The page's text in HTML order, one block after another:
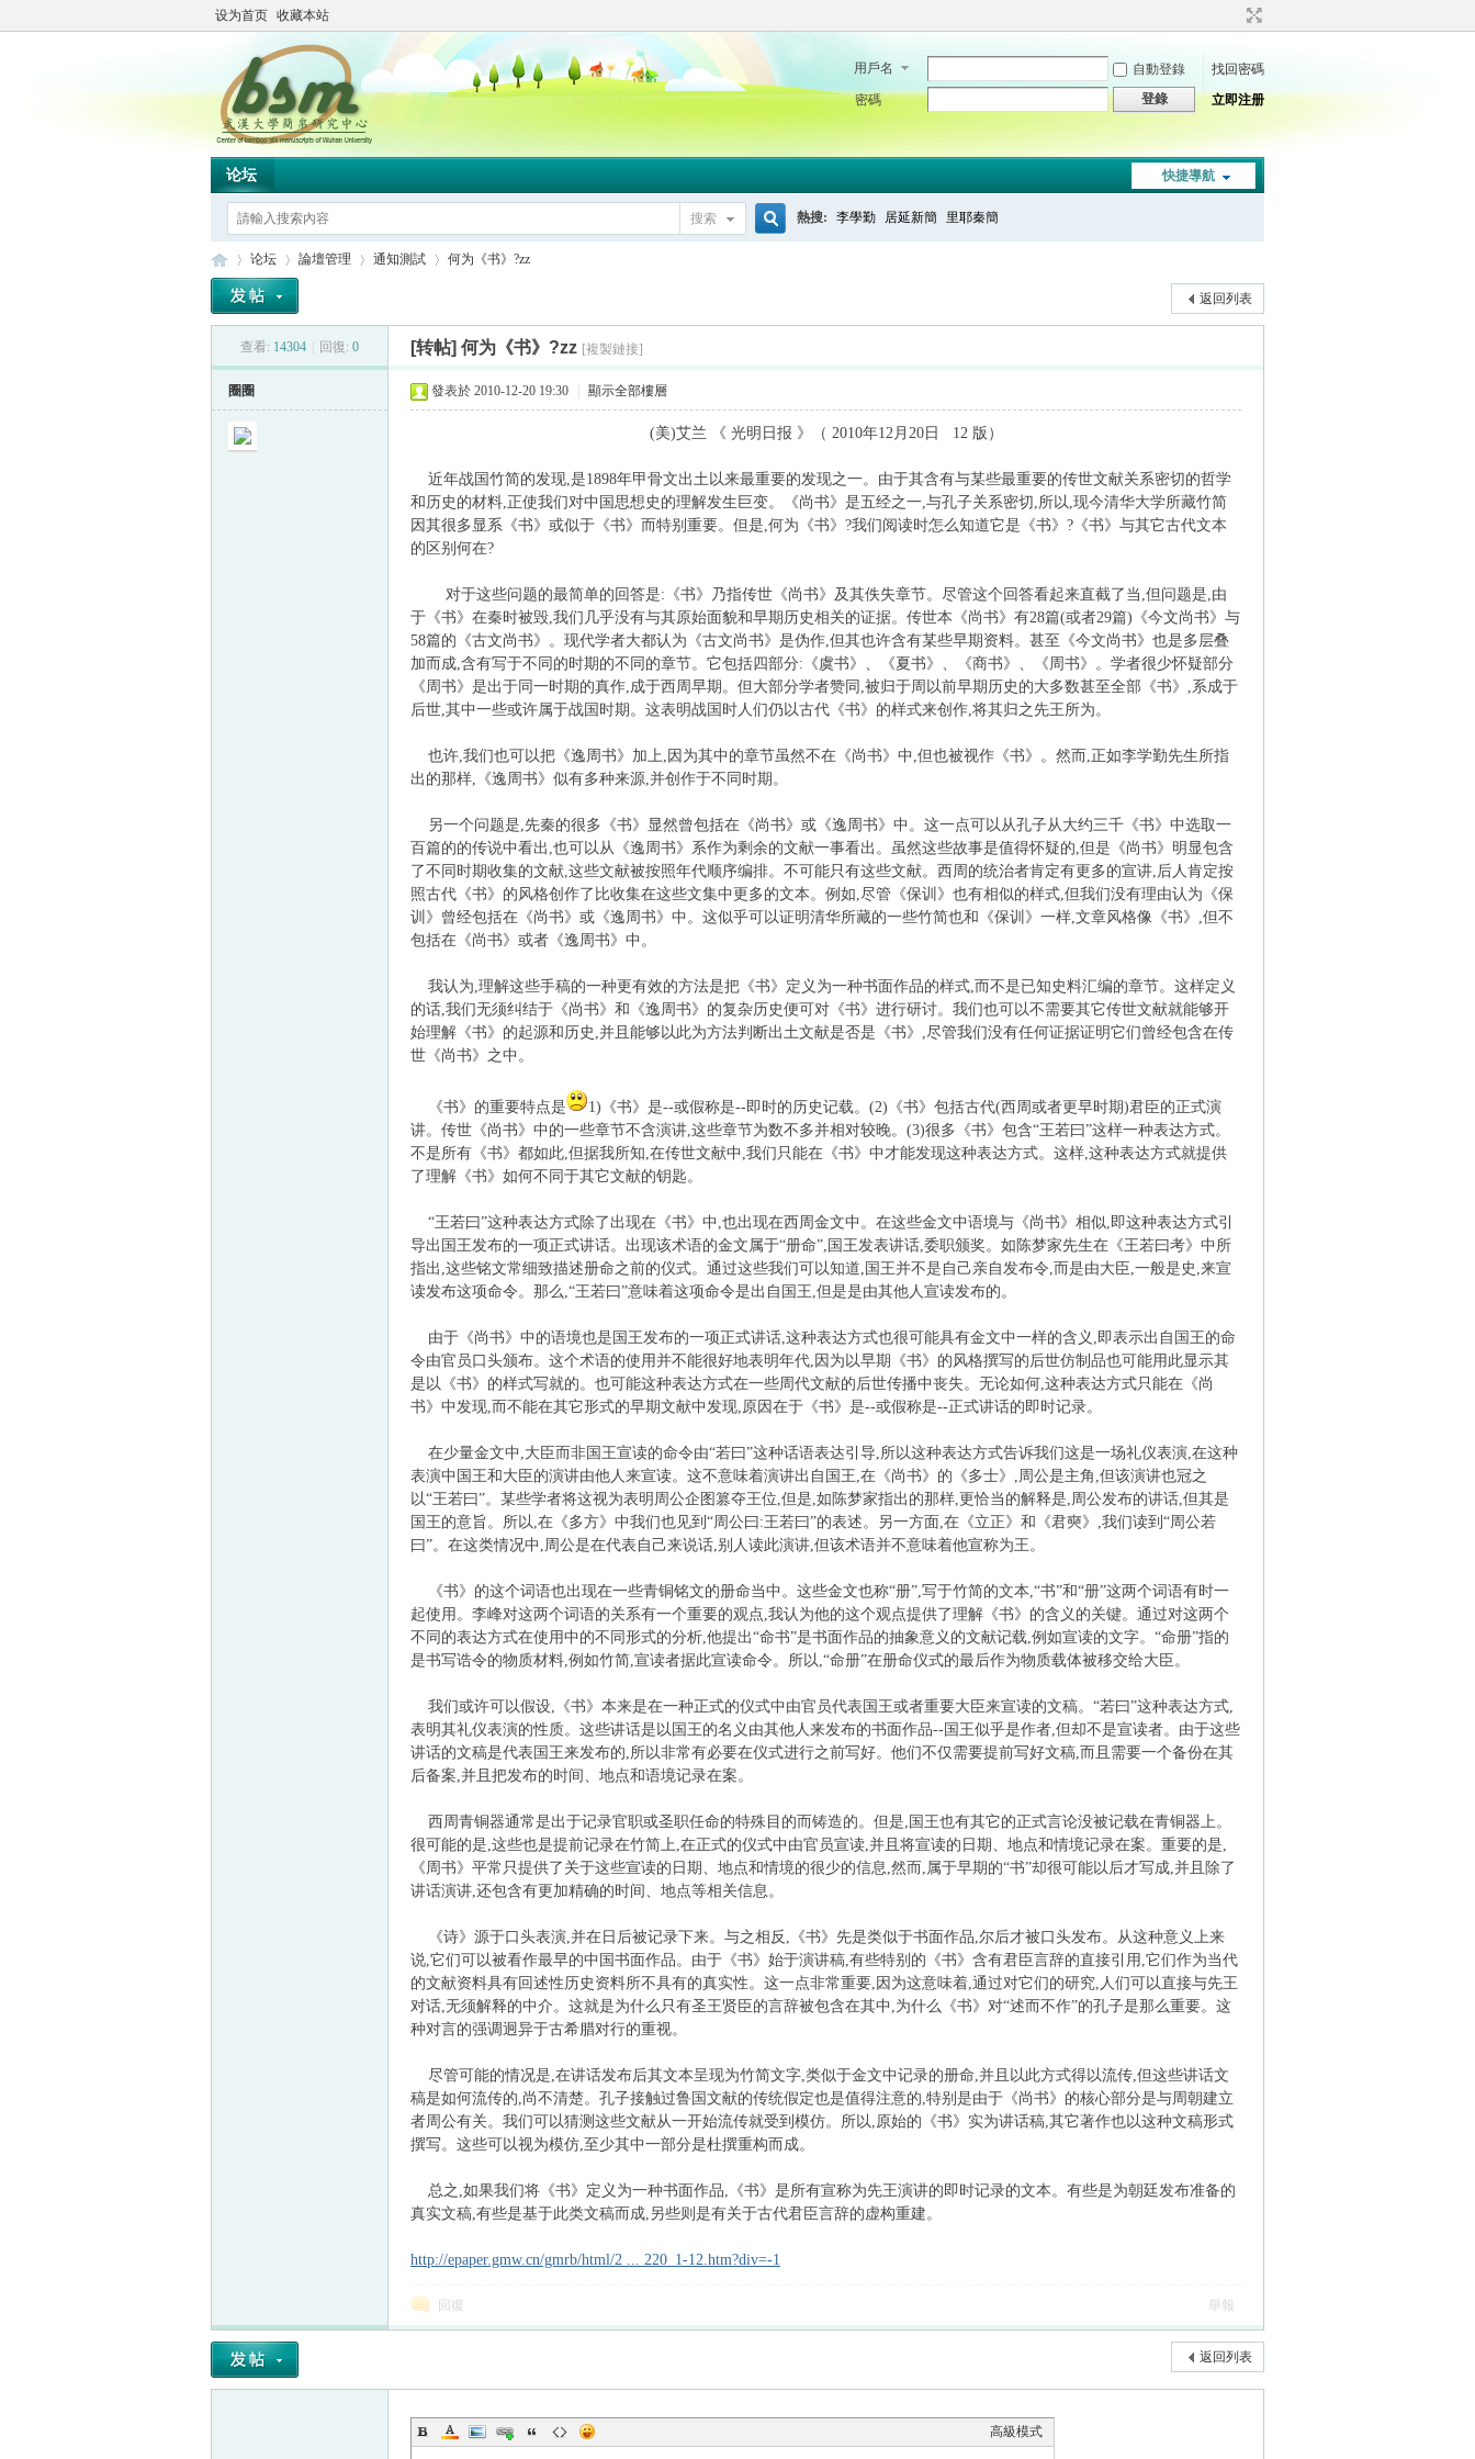
设为首页 收藏本站
用戶名 自動登錄
找回密碼
密碼
登錄 立即注册
快捷導航
论坛
搜索 熱搜: 李學勤 居延新簡 里耶秦簡
论坛
›
論壇管理
›
通知測試
›
何为《书》?zz
返回列表
查看: 14304 回復: 0 [转帖] 何为《书》?zz [複製鏈接]
圈圈 發表於 2010-12-20 19:30 顯示全部樓層
(美)艾兰 《 光明日报 》（ 2010年12月20日 12 版）
近年战国竹简的发现,是1898年甲骨文出土以来最重要的发现之一。由于其含有与某些最重要的传世文献关系密切的哲学
和历史的材料,正使我们对中国思想史的理解发生巨变。《尚书》是五经之一,与孔子关系密切,所以,现今清华大学所藏竹简
因其很多显系《书》或似于《书》而特别重要。但是,何为《书》?我们阅读时怎么知道它是《书》?《书》与其它古代文本
的区别何在?
对于这些问题的最简单的回答是:《书》乃指传世《尚书》及其佚失章节。尽管这个回答看起来直截了当,但问题是,由
于《书》在秦时被毁,我们几乎没有与其原始面貌和早期历史相关的证据。传世本《尚书》有28篇(或者29篇)《今文尚书》与
58篇的《古文尚书》。现代学者大都认为《古文尚书》是伪作,但其也许含有某些早期资料。甚至《今文尚书》也是多层叠
加而成,含有写于不同的时期的不同的章节。它包括四部分:《虞书》、《夏书》、《商书》、《周书》。学者很少怀疑部分
《周书》是出于同一时期的真作,成于西周早期。但大部分学者赞同,被归于周以前早期历史的大多数甚至全部《书》,系成于
后世,其中一些或许属于战国时期。这表明战国时人们仍以古代《书》的样式来创作,将其归之先王所为。
也许,我们也可以把《逸周书》加上,因为其中的章节虽然不在《尚书》中,但也被视作《书》。然而,正如李学勤先生所指
出的那样,《逸周书》似有多种来源,并创作于不同时期。
另一个问题是,先秦的很多《书》显然曾包括在《尚书》或《逸周书》中。这一点可以从孔子从大约三千《书》中选取一
百篇的的传说中看出,也可以从《逸周书》系作为剩余的文献一事看出。虽然这些故事是值得怀疑的,但是《尚书》明显包含
了不同时期收集的文献,这些文献被按照年代顺序编排。不可能只有这些文献。西周的统治者肯定有更多的宣讲,后人肯定按
照古代《书》的风格创作了比收集在这些文集中更多的文本。例如,尽管《保训》也有相似的样式,但我们没有理由认为《保
训》曾经包括在《尚书》或《逸周书》中。这似乎可以证明清华所藏的一些竹简也和《保训》一样,文章风格像《书》,但不
包括在《尚书》或者《逸周书》中。
我认为,理解这些手稿的一种更有效的方法是把《书》定义为一种书面作品的样式,而不是已知史料汇编的章节。这样定义
的话,我们无须纠结于《尚书》和《逸周书》的复杂历史便可对《书》进行研讨。我们也可以不需要其它传世文献就能够开
始理解《书》的起源和历史,并且能够以此为方法判断出土文献是否是《书》,尽管我们没有任何证据证明它们曾经包含在传
世《尚书》之中。
《书》的重要特点是
1)《书》是--或假称是--即时的历史记载。(2)《书》包括古代(西周或者更早时期)君臣的正式演
讲。传世《尚书》中的一些章节不含演讲,这些章节为数不多并相对较晚。(3)很多《书》包含“王若曰”这样一种表达方式。
不是所有《书》都如此,但据我所知,在传世文献中,我们只能在《书》中才能发现这种表达方式。这样,这种表达方式就提供
了理解《书》如何不同于其它文献的钥匙。
“王若曰”这种表达方式除了出现在《书》中,也出现在西周金文中。在这些金文中语境与《尚书》相似,即这种表达方式引
导出国王发布的一项正式讲话。出现该术语的金文属于“册命”,国王发表讲话,委职颁奖。如陈梦家先生在《王若曰考》中所
指出,这些铭文常细致描述册命之前的仪式。通过这些我们可以知道,国王并不是自己亲自发布令,而是由大臣,一般是史,来宣
读发布这项命令。那么,“王若曰”意味着这项命令是出自国王,但是是由其他人宣读发布的。
由于《尚书》中的语境也是国王发布的一项正式讲话,这种表达方式也很可能具有金文中一样的含义,即表示出自国王的命
令由官员口头颁布。这个术语的使用并不能很好地表明年代,因为以早期《书》的风格撰写的后世仿制品也可能用此显示其
是以《书》的样式写就的。也可能这种表达方式在一些周代文献的后世传播中丧失。无论如何,这种表达方式只能在《尚
书》中发现,而不能在其它形式的早期文献中发现,原因在于《书》是--或假称是--正式讲话的即时记录。
在少量金文中,大臣而非国王宣读的命令由“若曰”这种话语表达引导,所以这种表达方式告诉我们这是一场礼仪表演,在这种
表演中国王和大臣的演讲由他人来宣读。这不意味着演讲出自国王,在《尚书》的《多士》,周公是主角,但该演讲也冠之
以“王若曰”。某些学者将这视为表明周公企图篡夺王位,但是,如陈梦家指出的那样,更恰当的解释是,周公发布的讲话,但其是
国王的意旨。所以,在《多方》中我们也见到“周公曰:王若曰”的表述。另一方面,在《立正》和《君奭》,我们读到“周公若
曰”。在这类情况中,周公是在代表自己来说话,别人读此演讲,但该术语并不意味着他宣称为王。
《书》的这个词语也出现在一些青铜铭文的册命当中。这些金文也称“册”,写于竹简的文本,“书”和“册”这两个词语有时一
起使用。李峰对这两个词语的关系有一个重要的观点,我认为他的这个观点提供了理解《书》的含义的关键。通过对这两个
不同的表达方式在使用中的不同形式的分析,他提出“命书”是书面作品的抽象意义的文献记载,例如宣读的文字。“命册”指的
是书写诰令的物质材料,例如竹简,宣读者据此宣读命令。所以,“命册”在册命仪式的最后作为物质载体被移交给大臣。
我们或许可以假设,《书》本来是在一种正式的仪式中由官员代表国王或者重要大臣来宣读的文稿。“若曰”这种表达方式,
表明其礼仪表演的性质。这些讲话是以国王的名义由其他人来发布的书面作品--国王似乎是作者,但却不是宣读者。由于这些
讲话的文稿是代表国王来发布的,所以非常有必要在仪式进行之前写好。他们不仅需要提前写好文稿,而且需要一个备份在其
后备案,并且把发布的时间、地点和语境记录在案。
西周青铜器通常是出于记录官职或圣职任命的特殊目的而铸造的。但是,国王也有其它的正式言论没被记载在青铜器上。
很可能的是,这些也是提前记录在竹简上,在正式的仪式中由官员宣读,并且将宣读的日期、地点和情境记录在案。重要的是,
《周书》平常只提供了关于这些宣读的日期、地点和情境的很少的信息,然而,属于早期的“书”却很可能以后才写成,并且除了
讲话演讲,还包含有更加精确的时间、地点等相关信息。
《诗》源于口头表演,并在日后被记录下来。与之相反,《书》先是类似于书面作品,尔后才被口头发布。从这种意义上来
说,它们可以被看作最早的中国书面作品。由于《书》始于演讲稿,有些特别的《书》含有君臣言辞的直接引用,它们作为当代
的文献资料具有回述性历史资料所不具有的真实性。这一点非常重要,因为这意味着,通过对它们的研究,人们可以直接与先王
对话,无须解释的中介。这就是为什么只有圣王贤臣的言辞被包含在其中,为什么《书》对“述而不作”的孔子是那么重要。这
种对言的强调迥异于古希腊对行的重视。
尽管可能的情况是,在讲话发布后其文本呈现为竹简文字,类似于金文中记录的册命,并且以此方式得以流传,但这些讲话文
稿是如何流传的,尚不清楚。孔子接触过鲁国文献的传统假定也是值得注意的,特别是由于《尚书》的核心部分是与周朝建立
者周公有关。我们可以猜测这些文献从一开始流传就受到模仿。所以,原始的《书》实为讲话稿,其它著作也以这种文稿形式
撰写。这些可以视为模仿,至少其中一部分是杜撰重构而成。
总之,如果我们将《书》定义为一种书面作品,《书》是所有宣称为先王演讲的即时记录的文本。有些是为朝廷发布准备的
真实文稿,有些是基于此类文稿而成,另些则是有关于古代君臣言辞的虚构重建。
http://epaper.gmw.cn/gmrb/html/2 ... 220_1-12.htm?div=-1
回復 舉報
返回列表
高級模式